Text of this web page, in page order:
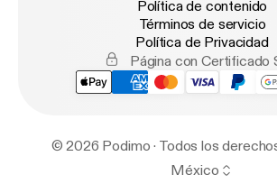
Política de contenido
Términos de servicio
Política de Privacidad
Página con Certificado
© 2026 Podimo · Todos los
México